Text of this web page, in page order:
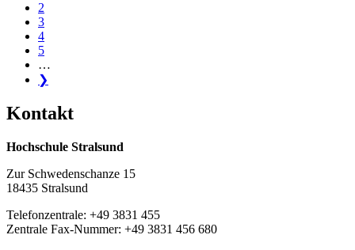
2
3
4
5
…
❯
Kon­takt
Hochschule Stralsund
Zur Schwedenschanze 15
18435 Stralsund
Telefonzentrale: +49 3831 455
Zentrale Fax-Nummer: +49 3831 456 680